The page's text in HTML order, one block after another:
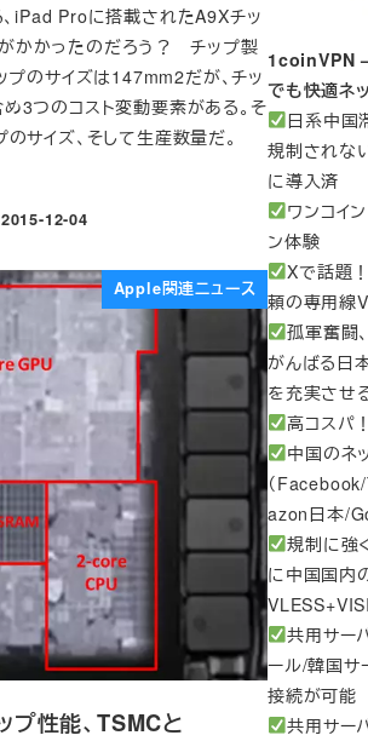
iPad Proに搭載されたA9Xチッ
かかったのだろう？ チップ製
のサイズは147mm2だが、チッ
3つのコスト変動要素がある。そ
サイズ、そして生産数量だ。
投稿日
2015-12-04
Apple関連ニュース
性能、TSMCと
1coinVPN
でも快適ネ
日系中国
規制されな
に導入済
ワンコイ
ン体験
Xで話題
頼の専用線
孤軍奮闘
がんばる日
を充実させ
高コスパ
中国のネ
（
azon日本/
規制に強
に中国国内
共用サー
ール/韓国サ
接続が可能
共用サー